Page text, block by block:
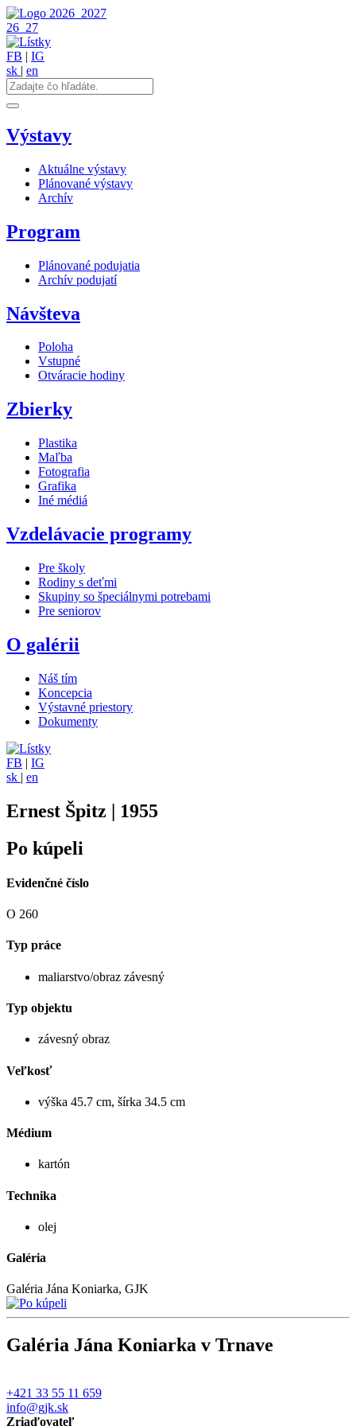
2026 2027
26 27
FB | IG
sk | en
Výstavy
Aktuálne výstavy
Plánované výstavy
Archív
Program
Plánované podujatia
Archív podujatí
Návšteva
Poloha
Vstupné
Otváracie hodiny
Zbierky
Plastika
Maľba
Fotografia
Grafika
Iné médiá
Vzdelávacie programy
Pre školy
Rodiny s deťmi
Skupiny so špeciálnymi potrebami
Pre seniorov
O galérii
Náš tím
Koncepcia
Výstavné priestory
Dokumenty
FB | IG
sk | en
Ernest Špitz | 1955
Po kúpeli
Evidenčné číslo
O 260
Typ práce
maliarstvo/obraz závesný
Typ objektu
závesný obraz
Veľkosť
výška 45.7 cm, šírka 34.5 cm
Médium
kartón
Technika
olej
Galéria
Galéria Jána Koniarka, GJK
Galéria Jána Koniarka v Trnave
+421 33 55 11 659
info@gjk.sk
Zriaďovateľ